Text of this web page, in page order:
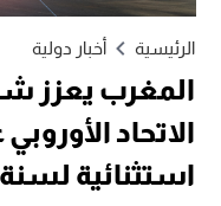
الرئيسية أخبار دولية
المغرب يعزز
الاتحاد
استثنائية لسنة